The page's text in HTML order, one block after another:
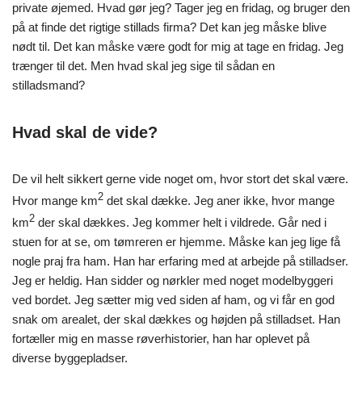
private øjemed. Hvad gør jeg? Tager jeg en fridag, og bruger den
på at finde det rigtige stillads firma? Det kan jeg måske blive
nødt til. Det kan måske være godt for mig at tage en fridag. Jeg
trænger til det. Men hvad skal jeg sige til sådan en
stilladsmand?
Hvad skal de vide?
De vil helt sikkert gerne vide noget om, hvor stort det skal være.
Hvor mange km2 det skal dække. Jeg aner ikke, hvor mange
km2 der skal dækkes. Jeg kommer helt i vildrede. Går ned i
stuen for at se, om tømreren er hjemme. Måske kan jeg lige få
nogle praj fra ham. Han har erfaring med at arbejde på stilladser.
Jeg er heldig. Han sidder og nørkler med noget modelbyggeri
ved bordet. Jeg sætter mig ved siden af ham, og vi får en god
snak om arealet, der skal dækkes og højden på stilladset. Han
fortæller mig en masse røverhistorier, han har oplevet på
diverse byggepladser.